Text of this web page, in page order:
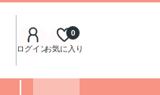
ログインお気に入り
0